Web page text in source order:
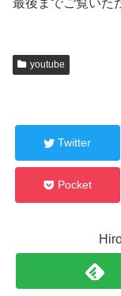
最後までご覧いた
youtube
Twitter
Pocket